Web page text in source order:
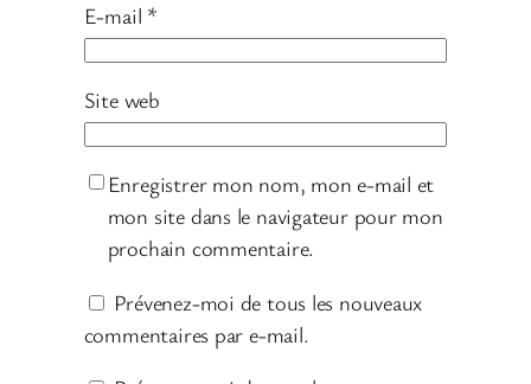
E-mail *
Site web
Enregistrer mon nom, mon e-mail et
mon site dans le navigateur pour mon
prochain commentaire.
Prévenez-moi de tous les nouveaux
commentaires par e-mail.